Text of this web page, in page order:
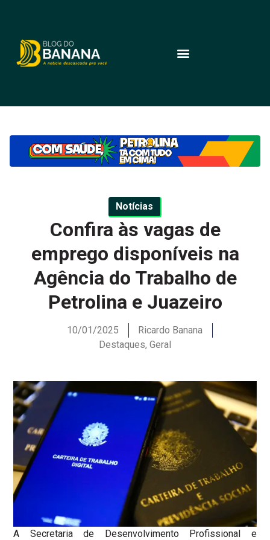
Notícias
Confira às vagas de
emprego disponíveis na
Agência do Trabalho de
Petrolina e Juazeiro
10/01/2025
Ricardo Banana
Destaques, Geral
A Secretaria de Desenvolvimento Profissional e